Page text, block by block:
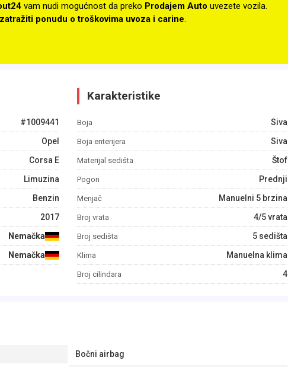
vam nudi mogućnost da preko Prodajem Auto uvezete vozila.
zatražiti ponudu o troškovima uvoza i carine.
#1009441
Opel
Corsa E
Limuzina
Benzin
2017
Nemačka
Nemačka
Karakteristike
Boja Siva
Boja enterijera Siva
Materijal sedišta Štof
Pogon Prednji
Menjač Manuelni 5 brzina
Broj vrata 4/5 vrata
Broj sedišta 5 sedišta
Klima Manuelna klima
Broj cilindara 4
Bočni airbag